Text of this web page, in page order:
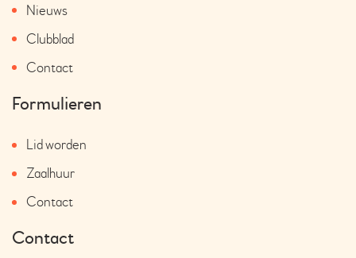
Nieuws
Clubblad
Contact
Formulieren
Lid worden
Zaalhuur
Contact
Contact